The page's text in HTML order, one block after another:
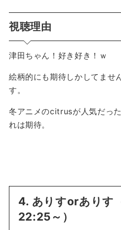
視聴理由
津田ちゃん！好き好き！ｗ
絵柄的にも期待しかしてませ
す。
冬アニメのcitrusが人気だっ
れは期待。
4. ありすorありす
22:25～）